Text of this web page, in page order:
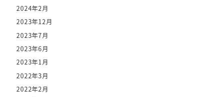
2024年2月
2023年12月
2023年7月
2023年6月
2023年1月
2022年3月
2022年2月